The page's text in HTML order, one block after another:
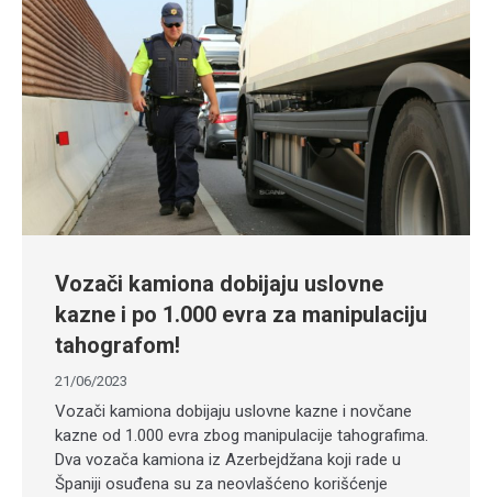
Vozači kamiona dobijaju uslovne
kazne i po 1.000 evra za manipulaciju
tahografom!
21/06/2023
Vozači kamiona dobijaju uslovne kazne i novčane
kazne od 1.000 evra zbog manipulacije tahografima.
Dva vozača kamiona iz Azerbejdžana koji rade u
Španiji osuđena su za neovlašćeno korišćenje